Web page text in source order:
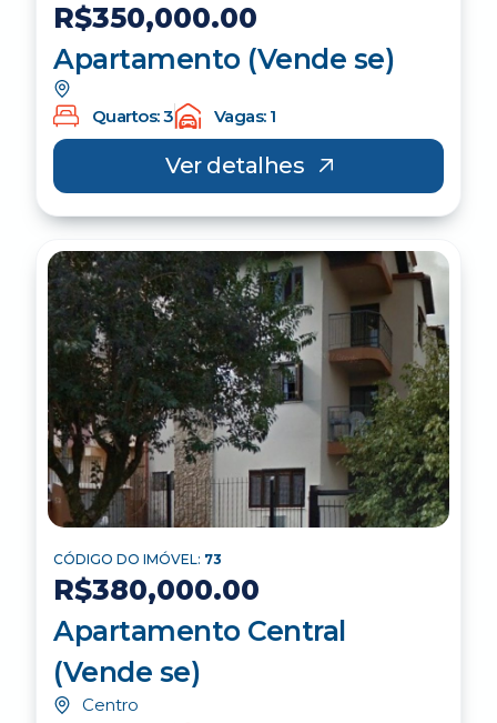
R$350,000.00
Apartamento (Vende se)
Quartos: 3 Vagas: 1
Ver detalhes
CÓDIGO DO IMÓVEL: 73
R$380,000.00
Apartamento Central
(Vende se)
Centro